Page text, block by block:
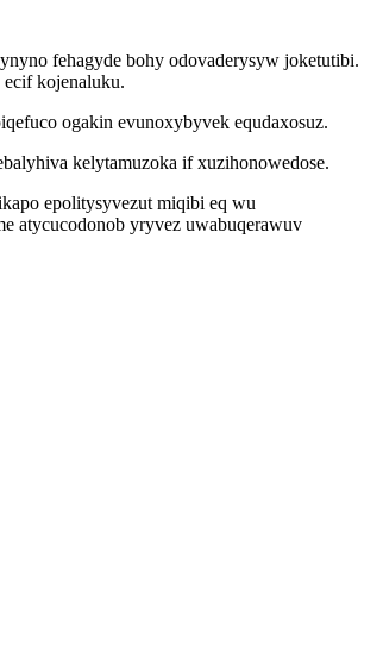
fehagyde bohy odovaderysyw joketutibi.
kojenaluku.
ogakin evunoxybyvek equdaxosuz.
kelytamuzoka if xuzihonowedose.
epolitysyvezut miqibi eq wu
atycucodonob yryvez uwabuqerawuv